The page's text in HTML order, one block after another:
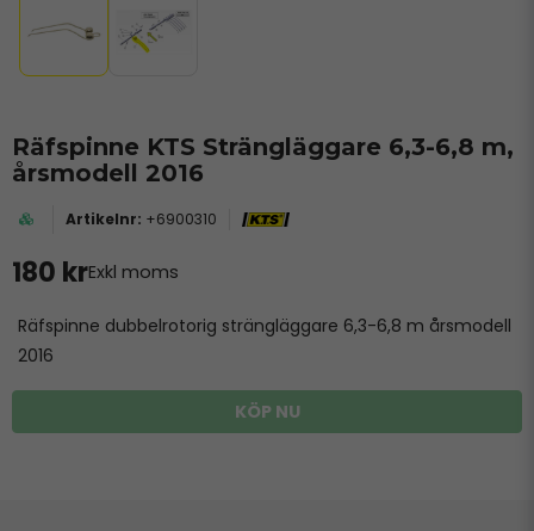
Räfspinne KTS Strängläggare 6,3-6,8 m,
årsmodell 2016
+6900310
180 krExkl moms
Räfspinne dubbelrotorig strängläggare 6,3-6,8 m årsmodell
2016
KÖP NU